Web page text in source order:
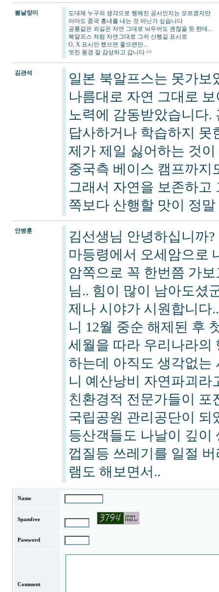
봄날장미
도대체 누구의 생각으로 행해진 공사인지는 모르겠지만
아마도 중국 흉내를 내는 것 아닌가 싶습니다
공룡같은 외길은 자연 그대로 놔두어도 괜찮을 듯 한데...
북알프스 처럼 자연그대로 그저 산행길 표시로
O, X 표시만 했으면 좋으련만...
멋진 풍경 잘 감상하고 갑니다 ^^
김관석
일본 북알프스는 못가보
나름대로 자연 그대로
노력에 감동받았습니다
답사하거나 학습하지 못
제가 제일 싫어하는 것
중국측 베이스 캠프까지
그래서 자연을 보존하고
쪽보다 산행할 맛이 정
안병훈
김선생님 안녕하십니까
마등령에서 오세암으로
암쪽으로 꼭 한번쯤 가
님.. 힘이 많이 남아도셨
제나 시야가 시원합니다
니 12월 중순 해제된 후
세월을 따라 우리나라의
하는데 아직도 생각없는
니 예산낭비 자연파괴라
친환경적 전문가들이 포
국립공원 관리공단이 되
등산객들도 나날이 깊이
껍질등 쓰레기를 일절
램도 해보면서..
Name
Spamfree
Password
Comment